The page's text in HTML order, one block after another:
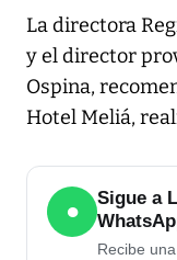
La directora
y el director
Ospina,
Hotel Meliá,
●
Sigue a
Recibe